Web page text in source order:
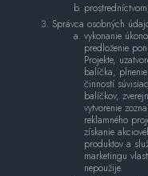
Správca osobných
vykonanie
predloženie
Projekte,
balíčka,
činností
balíčkov,
vytvorenie
reklamného
získanie
produktov a
marketingu
nepoužije.